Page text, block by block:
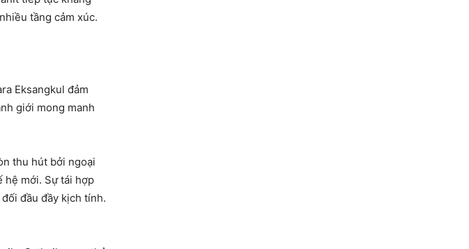
tầng cảm xúc.
Eksangkul đảm
giới mong manh
thu hút bởi ngoại
hệ mới. Sự tái hợp
đầu đầy kịch tính.